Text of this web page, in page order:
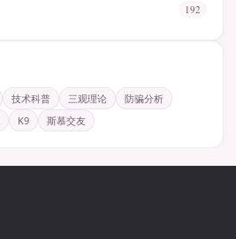
192
技术科普 三观理论
防骗分析
K9 斯慕交友